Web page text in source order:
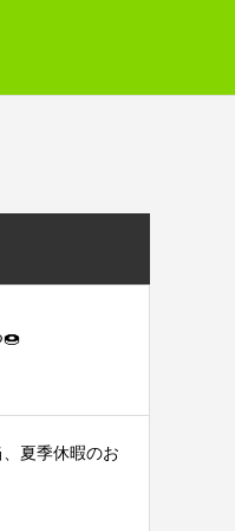
🍩
夏季休暇のお